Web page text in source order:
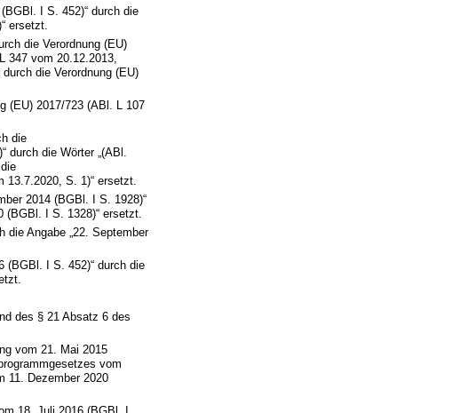
I S. 452)“ durch die
ersetzt.
die Verordnung (EU)
347 vom 20.12.2013,
die Verordnung (EU)
(EU) 2017/723 (ABl. L 107
die
die Wörter „(ABl.
13.7.2020, S. 1)“ ersetzt.
2014 (BGBl. I S. 1928)“
(BGBl. I S. 1328)“ ersetzt.
die Angabe „22. September
(BGBl. I S. 452)“ durch die
des § 21 Absatz 6 des
vom 21. Mai 2015
vom
11. Dezember 2020